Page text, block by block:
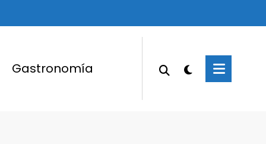
Gastronomía